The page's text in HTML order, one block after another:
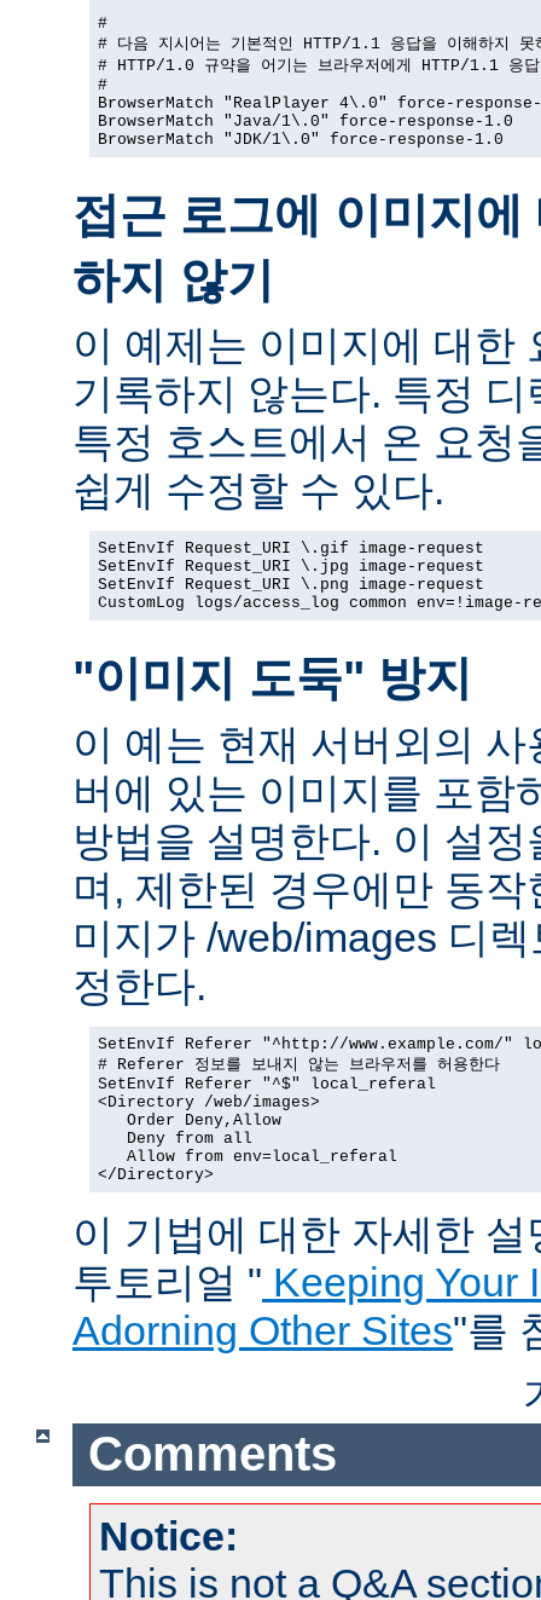
#
# 다음 지시어는 기본적인 HTTP/1.1 응답을 이해하지 못
# HTTP/1.0 규약을 어기는 브라우저에게 HTTP/1.1 응
#
BrowserMatch "RealPlayer 4\.0" force-
BrowserMatch "Java/1\.0" force-response-1.0
BrowserMatch "JDK/1\.0" force-response-1.0
접근 로그에 이미지
하지 않기
이 예제는 이미지에 대한
기록하지 않는다. 특정
특정 호스트에서 온 요청
쉽게 수정할 수 있다.
SetEnvIf Request_URI \.gif image-request
SetEnvIf Request_URI \.jpg image-request
SetEnvIf Request_URI \.png image-request
CustomLog logs/access_log common env=!image-
"이미지 도둑" 방지
이 예는 현재 서버외의
버에 있는 이미지를 포함
방법을 설명한다. 이 설
며, 제한된 경우에만 동
미지가 /web/images 디
정한다.
SetEnvIf Referer "^http://www.example.com/"
# Referer 정보를 보내지 않는 브라우저를 허용한다
SetEnvIf Referer "^$" local_referal
<Directory /web/images>
   Order Deny,Allow
   Deny from all
   Allow from env=local_referal
</Directory>
이 기법에 대한 자세한
투토리얼 " Keeping Your
Adorning Other Sites"를
Comments
Notice:
This is not a Q&A